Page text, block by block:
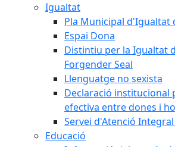
Igualtat
Pla Municipal
Espai Dona
Distintiu per la Igualtat
Forgender Seal
Llenguatge no sexista
Declaració institucional
efectiva entre dones i
Servei d'Atenció Integral
Educació